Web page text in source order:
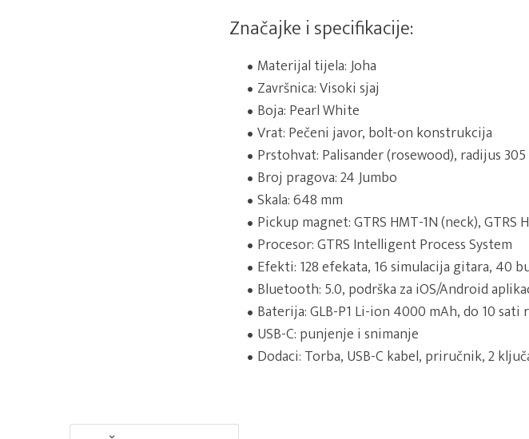
Značajke i specifikacije:
Materijal tijela: Joha
Završnica: Visoki sjaj
Boja: Pearl White
Vrat: Pečeni javor, bolt-on konstrukcija
Prstohvat: Palisander (rosewood), radijus
Broj pragova: 24 Jumbo
Skala: 648 mm
Pickup magnet: GTRS HMT-1N (neck), GTRS
Procesor: GTRS Intelligent Process System
Efekti: 128 efekata, 16 simulacija gitara, 40
Bluetooth: 5.0, podrška za iOS/Android
Baterija: GLB-P1 Li-ion 4000 mAh, do 10 sati
USB-C: punjenje i snimanje
Dodaci: Torba, USB-C kabel, priručnik, 2